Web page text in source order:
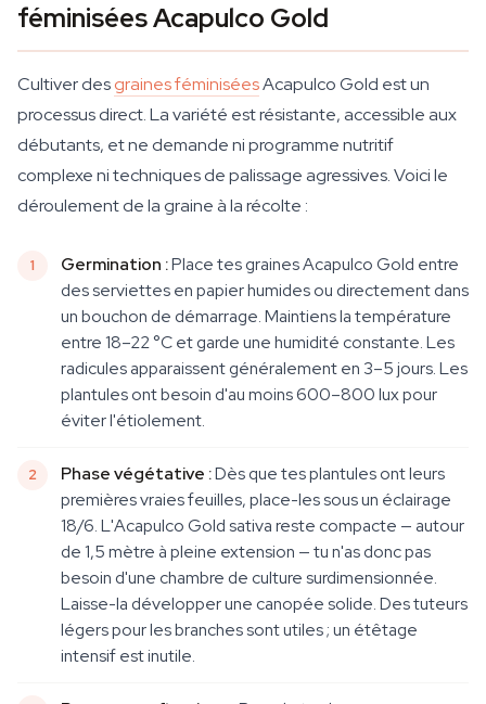
féminisées Acapulco Gold
Cultiver desgraines féminiséesAcapulco Gold est un
processus direct. La variété est résistante, accessible aux
débutants, et ne demande ni programme nutritif
complexe ni techniques de palissage agressives. Voici le
déroulement de la graine à la récolte :
Germination :Place tes graines Acapulco Gold entre
des serviettes en papier humides ou directement dans
un bouchon de démarrage. Maintiens la température
entre 18–22 °C et garde une humidité constante. Les
radicules apparaissent généralement en 3–5 jours. Les
plantules ont besoin d'au moins 600–800 lux pour
éviter l'étiolement.
Phase végétative :Dès que tes plantules ont leurs
premières vraies feuilles, place-les sous un éclairage
18/6. L'Acapulco Gold sativa reste compacte — autour
de 1,5 mètre à pleine extension — tu n'as donc pas
besoin d'une chambre de culture surdimensionnée.
Laisse-la développer une canopée solide. Des tuteurs
légers pour les branches sont utiles ; un étêtage
intensif est inutile.